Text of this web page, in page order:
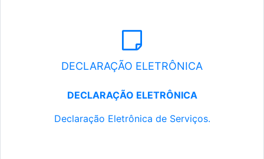
DECLARAÇÃO ELETRÔNICA
DECLARAÇÃO ELETRÔNICA
Declaração Eletrônica de Serviços.